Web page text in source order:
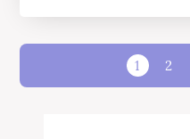
1 2